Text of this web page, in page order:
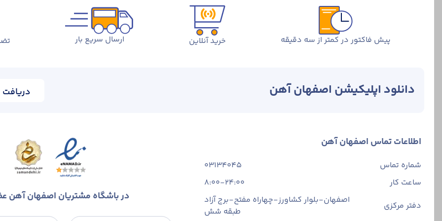
پیش فاکتور در کمتر از سه دقیقه خرید آنلاین ارسال سریع بار
دانلود اپلیکیشن اصفهان آهن دریافت
اطلاعات تماس اصفهان آهن
شماره تماس
03134045
ساعت کار
8:00-24:00
دفتر مرکزی
اصفهان-بلوار کشاورز-چهاراه مفتح-برج آزاد
طبقه شش
در باشگاه مشتریان اصفهان آهن